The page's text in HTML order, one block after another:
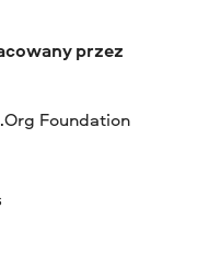
przez
Foundation